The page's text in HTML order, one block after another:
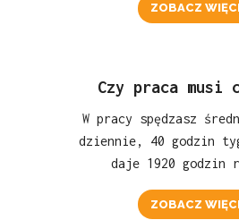
ZOBACZ
Czy praca musi
W pracy spędzasz
dziennie, 40 godzin
daje 1920 godzin
ZOBACZ